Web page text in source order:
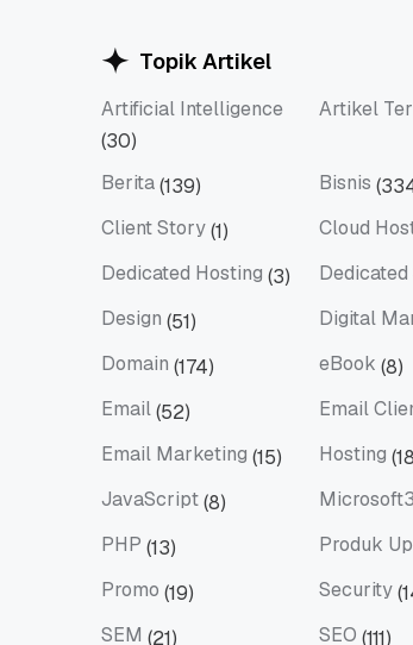
Topik Artikel
Artificial Intelligence
Artificial Intelligence
(30)
Artikel
Berita(139) Bisnis
Client Story(1) Cloud
Dedicated Hosting (3)
Design (51) Digital
Domain (174) eBook (8)
Email(52) Email
Email Marketing (15) Hosting
JavaScript(8)
PHP (13) Produk
Promo (19) Security
SEM (21) SEO (111)